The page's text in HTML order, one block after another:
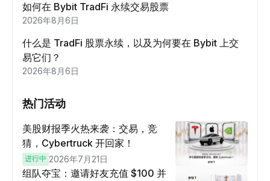
如何在 Bybit TradFi 永续交易股票
2026年8月6日
什么是 TradFi 股票永续，以及为何要在 Bybit 上交
易它们？
2026年8月6日
热门活动
美股财报季火热来袭：交易，竞
猜，Cybertruck 开回家！
进行中 2026年7月21日
组队夺宝：邀请好友充值 $100 并